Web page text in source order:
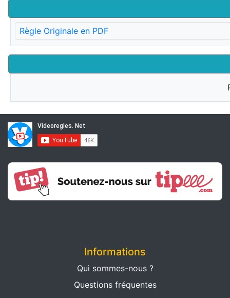
Règle Originale en PDF
Informations
Qui sommes-nous ?
Questions fréquentes